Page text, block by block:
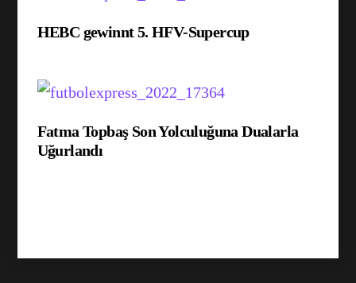
HEBC gewinnt 5. HFV-Supercup
Fatma Topbaş Son Yolculuğuna Dualarla
Uğurlandı